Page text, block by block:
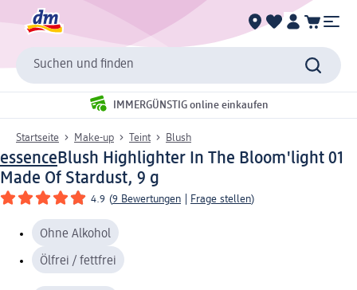
Suchen und finden
IMMERGÜNSTIG online einkaufen
Startseite Make-up Teint Blush
essenceBlush Highlighter In The Bloom'light 01
Made Of Stardust, 9 g
4.9 (9 Bewertungen Frage stellen)
Ohne Alkohol
Ölfrei / fettfrei